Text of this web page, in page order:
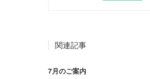
関連記事
7月のご案内